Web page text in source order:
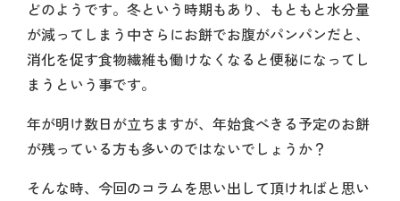
どのようです。冬という時期もあり、もともと水分量
が減ってしまう中さらにお餅でお腹がパンパンだと、
消化を促す食物繊維も働けなくなると便秘になってし
まうという事です。
年が明け数日が立ちますが、年始食べきる予定のお餅
が残っている方も多いのではないでしょうか？
そんな時、今回のコラムを思い出して頂ければと思い